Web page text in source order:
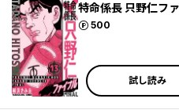
特命係長 只野仁
500
ポイント
試し読み